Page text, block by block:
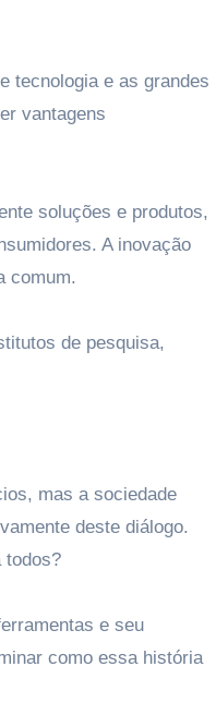
tecnologia e as grandes
vantagens
soluções e produtos,
A inovação
comum.
de pesquisa,
mas a sociedade
deste diálogo.
todos?
e seu
como essa história